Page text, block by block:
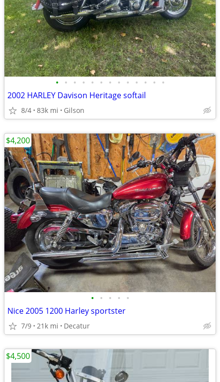
• • • • • • • • • • • • •
2002 HARLEY Davison Heritage softail
8/4 83k mi Gilson
• • • • •
Nice 2005 1200 Harley sportster
7/9 21k mi Decatur
$4,200
$4,500